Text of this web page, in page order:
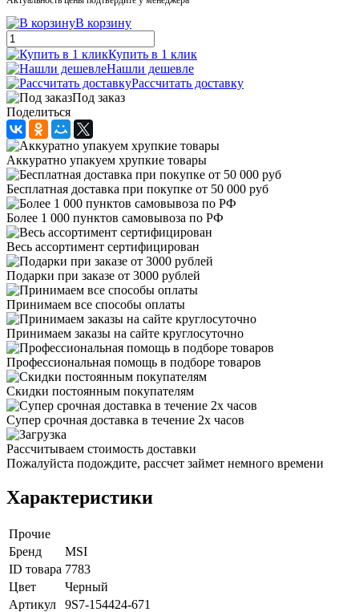
В корзину
Купить в 1 клик
Нашли дешевле
Рассчитать доставку
Под заказ
Поделиться
Аккуратно упакуем хрупкие товары
Бесплатная доставка при покупке от 50 000 руб
Более 1 000 пунктов самовывоза по РФ
Весь ассортимент сертифицирован
Подарки при заказе от 3000 рублей
Принимаем все способы оплаты
Принимаем заказы на сайте круглосуточно
Профессиональная помощь в подборе товаров
Скидки постоянным покупателям
Супер срочная доставка в течение 2х часов
Рассчитываем стоимость доставки
Пожалуйста подождите, рассчет займет немного времени
Характеристики
Прочие
Бренд
MSI
ID товара 7783
Цвет
Черный
Артикул
9S7-154424-671